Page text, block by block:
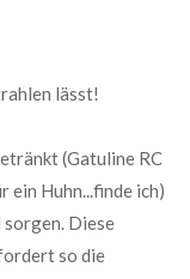
lässt!
(Gatuline RC
ein Huhn...finde ich)
Diese
so die